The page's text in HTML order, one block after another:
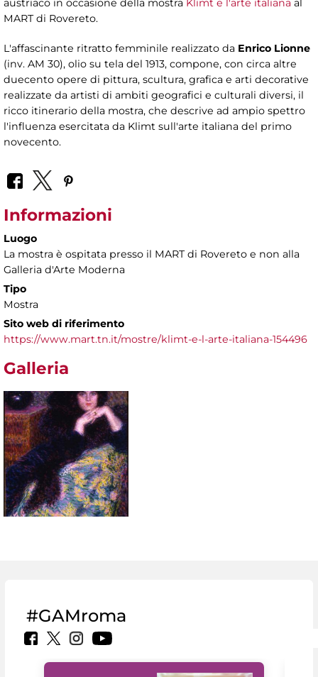
austriaco in occasione della mostra Klimt e l'arte italiana al
MART di Rovereto.
L'affascinante ritratto femminile realizzato da Enrico Lionne
(inv. AM 30), olio su tela del 1913, compone, con circa altre
duecento opere di pittura, scultura, grafica e arti decorative
realizzate da artisti di ambiti geografici e culturali diversi, il
ricco itinerario della mostra, che descrive ad ampio spettro
l'influenza esercitata da Klimt sull'arte italiana del primo
novecento.
Informazioni
Luogo
La mostra è ospitata presso il MART di Rovereto e non alla
Galleria d'Arte Moderna
Tipo
Mostra
Sito web di riferimento
https://www.mart.tn.it/mostre/klimt-e-l-arte-italiana-154496
Galleria
#GAMroma